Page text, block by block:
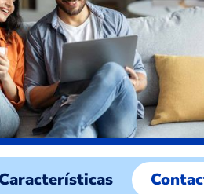
Características